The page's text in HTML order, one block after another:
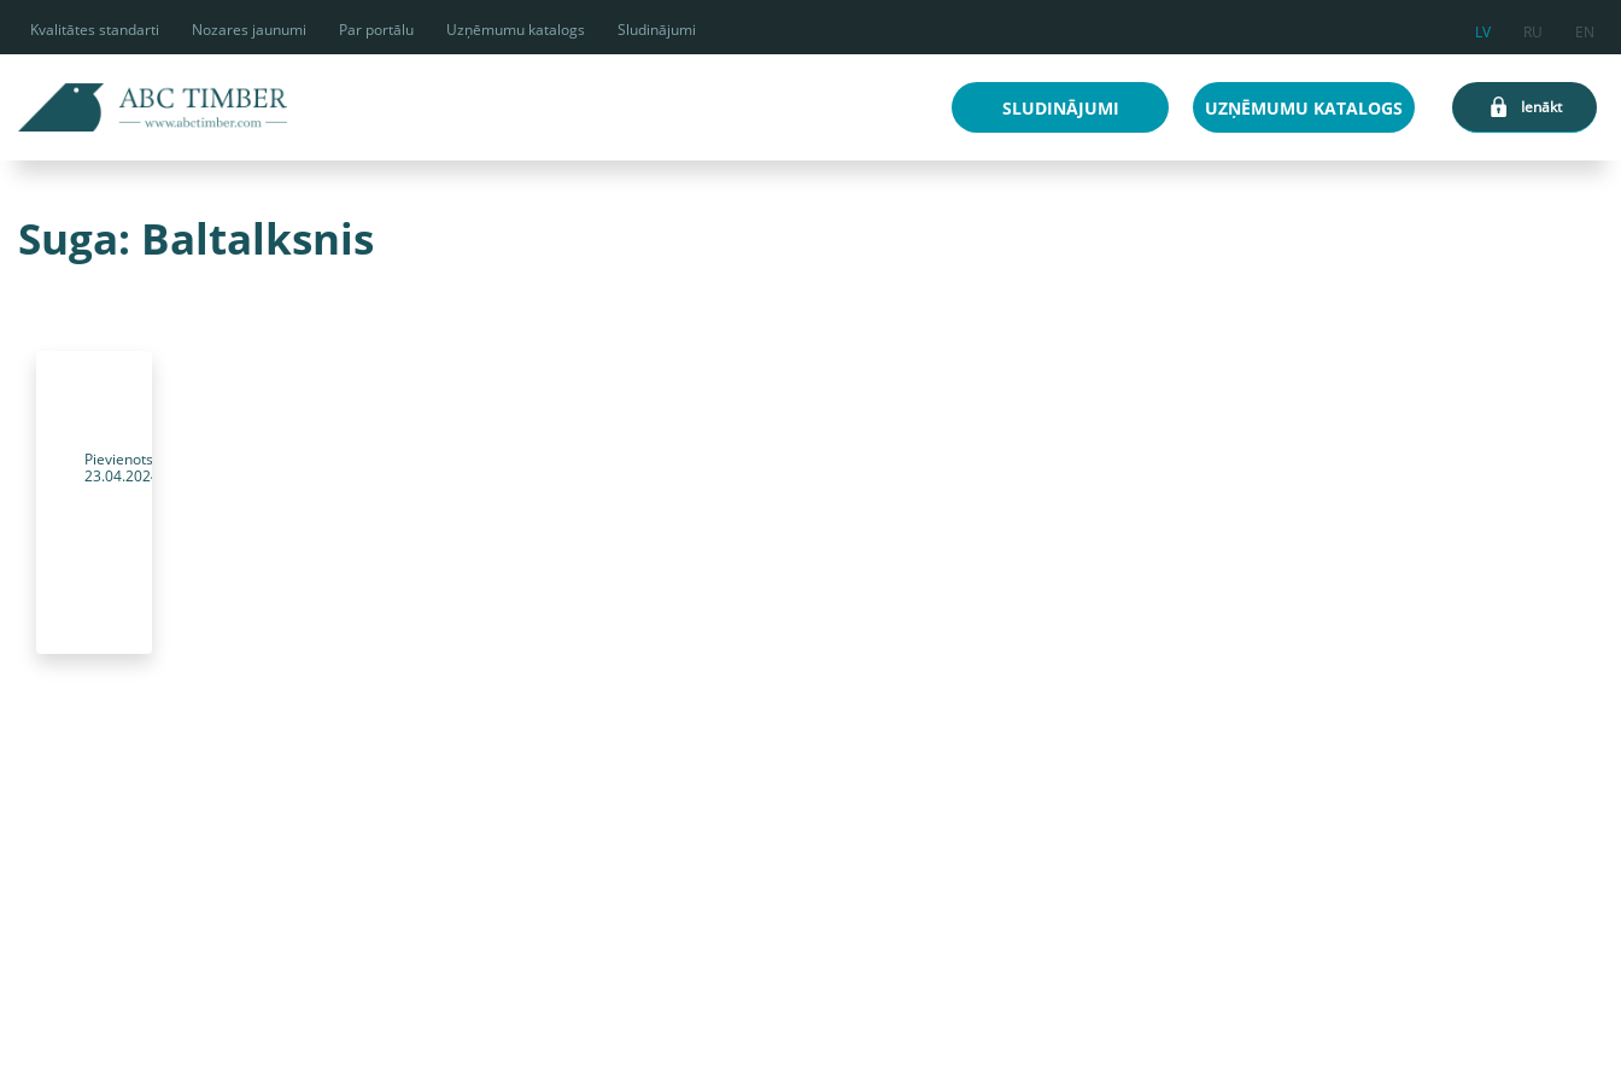
Kvalitātes standarti Nozares jaunumi Par portālu Uzņēmumu katalogs Sludinājumi LV RU EN
SLUDINĀJUMI UZŅĒMUMU KATALOGS Ienākt
Suga: Baltalksnis
Pievienots:
23.04.2024